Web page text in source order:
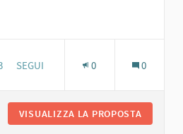
3 SOSTENITORI
SEGUI 0 0
VISUALIZZA LA PROPOSTA